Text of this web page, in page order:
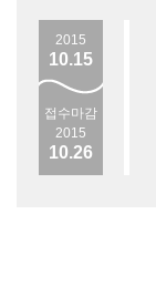
2015
10.15
접수마감
2015
10.26